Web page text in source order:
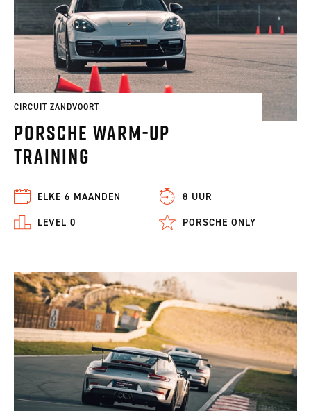
CIRCUIT ZANDVOORT
Porsche Warm-Up
Training
ELKE 6 MAANDEN
8 UUR
LEVEL 0
PORSCHE ONLY